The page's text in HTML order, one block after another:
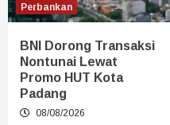
Perbankan
BNI Dorong Transaksi
Nontunai Lewat
Promo HUT Kota
Padang
08/08/2026